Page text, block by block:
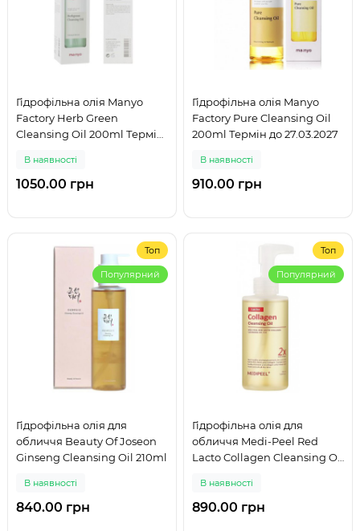
Гідрофільна олія Manyo
Factory Herb Green
Cleansing Oil 200ml Термін
В наявності
1050.00 грн
Гідрофільна олія Manyo
Factory Pure Cleansing Oil
200ml Термін до 27.03.2027
В наявності
910.00 грн
Топ
Популярний
Гідрофільна олія для
обличчя Beauty Of Joseon
Ginseng Cleansing Oil 210ml
В наявності
840.00 грн
Топ
Популярний
Гідрофільна олія для
обличчя Medi-Peel Red
Lacto Collagen Cleansing Oil
В наявності
890.00 грн